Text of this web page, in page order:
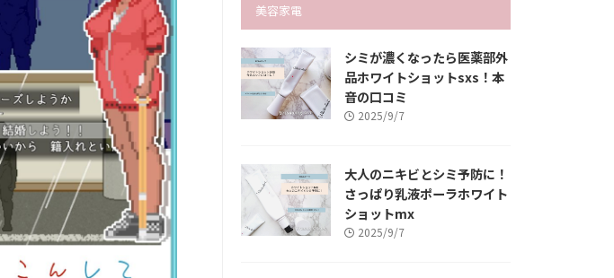
美容家電
シミが濃くなったら医薬部外
品ホワイトショットsxs！本
音の口コミ
2025/9/7
大人のニキビとシミ予防に！
さっぱり乳液ポーラホワイト
ショットmx
2025/9/7